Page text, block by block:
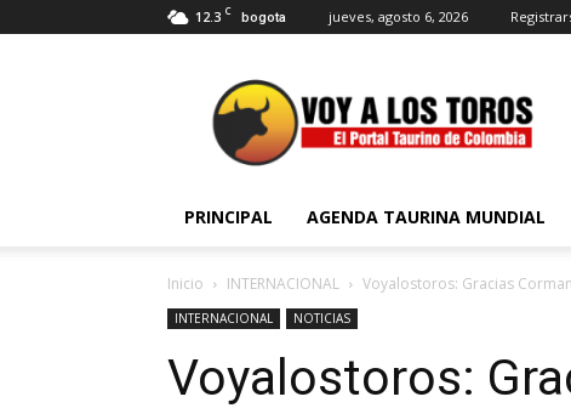
12.3 C bogota jueves, agosto 6, 2026
Voy
a
Los
Toros
PRINCIPAL AGENDA TAURINA MUNDIAL
Inicio INTERNACIONAL Voyalostoros: Gracias
INTERNACIONAL NOTICIAS
Voyalostoros: